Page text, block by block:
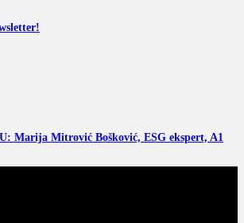
Marija Mitrović Bošković, ESG ekspert, A1